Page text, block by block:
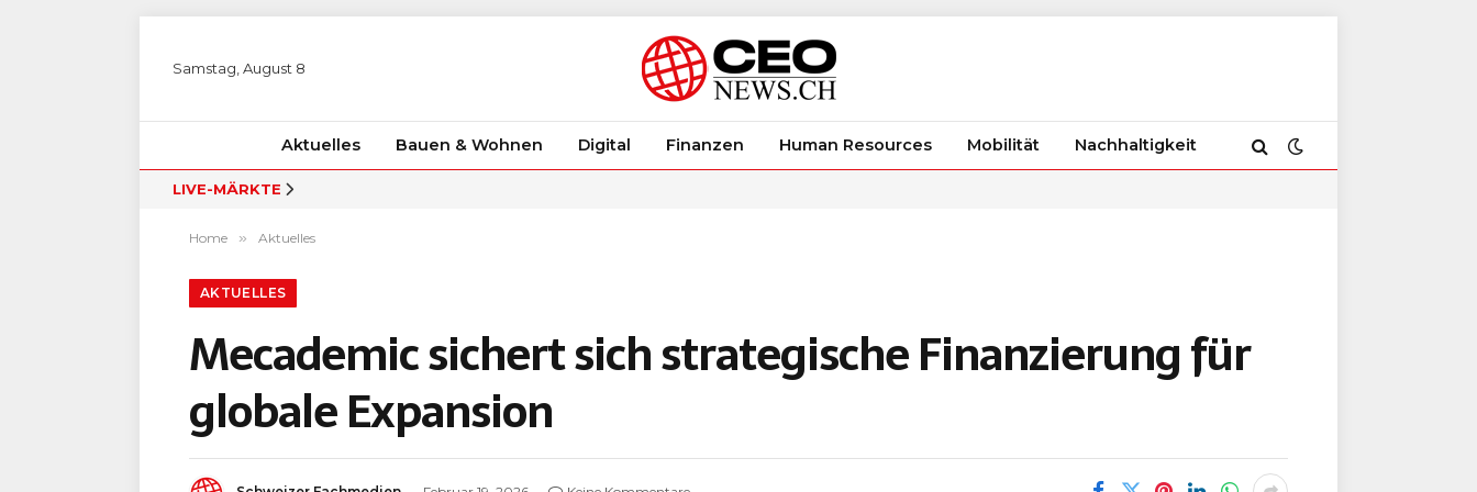
Samstag, August 8
Aktuelles Bauen & Wohnen Digital Finanzen Human Resources Mobilität Nachhaltigkeit
LIVE-MÄRKTE
Home » Aktuelles
AKTUELLES
Mecademic sichert sich strategische Finanzierung für
globale Expansion